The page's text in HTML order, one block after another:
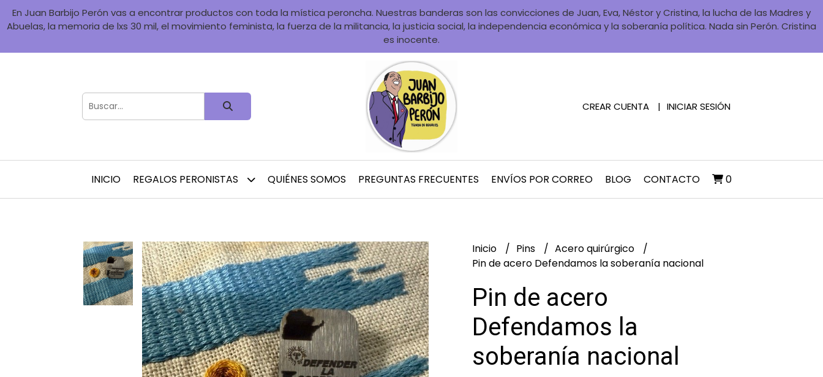
En Juan Barbijo Perón vas a encontrar productos con toda la mística peroncha. Nuestras banderas son las convicciones de Juan, Eva, Néstor y Cristina, la lucha de las Madres y
Abuelas, la memoria de lxs 30 mil, el movimiento feminista, la fuerza de la militancia, la justicia social, la independencia económica y la soberanía política. Nada sin Perón. Cristina
es inocente.
CREAR CUENTA INICIAR SESIÓN
INICIO REGALOS PERONISTAS QUIÉNES SOMOS PREGUNTAS FRECUENTES ENVÍOS POR CORREO BLOG CONTACTO 0
Inicio Pins
Acero quirúrgico
Pin de acero Defendamos la soberanía nacional
Pin de acero
Defendamos la
soberanía nacional